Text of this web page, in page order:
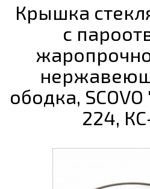
Крышка
с
ободка,
224,